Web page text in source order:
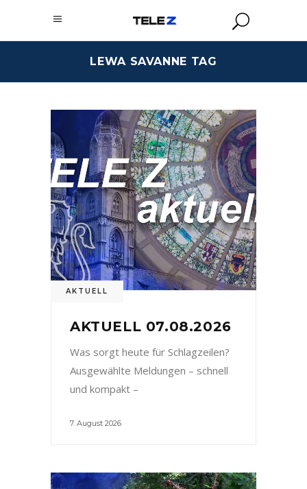
LEWA SAVANNE TAG
AKTUELL
AKTUELL 07.08.2026
Was sorgt heute für Schlagzeilen?
Ausgewählte Meldungen – schnell
und kompakt –
7. August 2026